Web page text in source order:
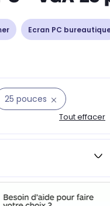
Ecran PC
25 pouces
Tout effacer